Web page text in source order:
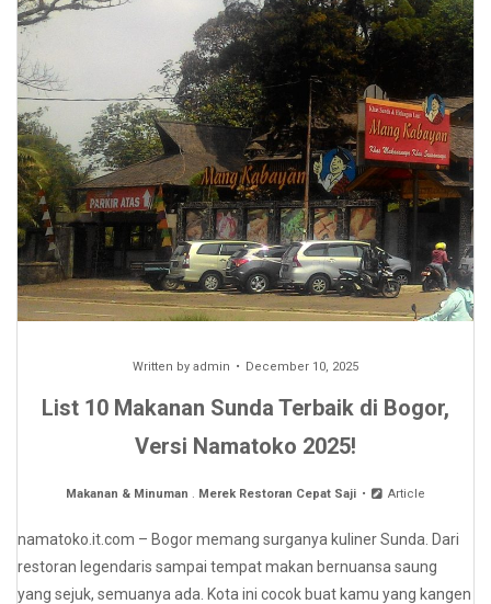
Written by admin December 10, 2025
List 10 Makanan Sunda Terbaik di Bogor,
Versi Namatoko 2025!
Makanan & Minuman . Merek Restoran Cepat Saji Article
namatoko.it.com – Bogor memang surganya kuliner Sunda. Dari
restoran legendaris sampai tempat makan bernuansa saung
yang sejuk, semuanya ada. Kota ini cocok buat kamu yang kangen